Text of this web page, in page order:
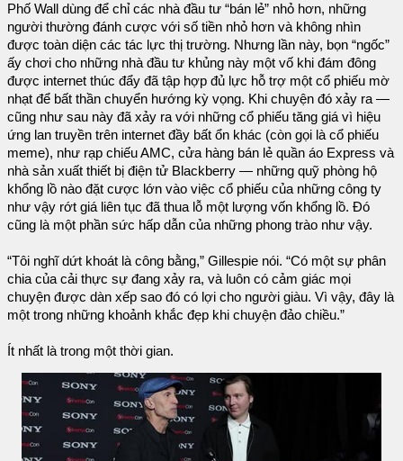
Phố Wall dùng để chỉ các nhà đầu tư “bán lẻ” nhỏ hơn, những
người thường đánh cược với số tiền nhỏ hơn và không nhìn
được toàn diện các tác lực thị trường. Nhưng lần này, bọn “ngốc”
ấy chơi cho những nhà đầu tư khủng này một vố khi đám đông
được internet thúc đẩy đã tập hợp đủ lực hỗ trợ một cổ phiếu mờ
nhạt để bất thần chuyển hướng kỳ vọng. Khi chuyện đó xảy ra —
cũng như sau này đã xảy ra với những cổ phiếu tăng giá vì hiệu
ứng lan truyền trên internet đầy bất ổn khác (còn gọi là cổ phiếu
meme), như rạp chiếu AMC, cửa hàng bán lẻ quần áo Express và
nhà sản xuất thiết bị điện tử Blackberry — những quỹ phòng hộ
khổng lồ nào đặt cược lớn vào việc cổ phiếu của những công ty
như vậy rớt giá liên tục đã thua lỗ một lượng vốn khổng lồ. Đó
cũng là một phần sức hấp dẫn của những phong trào như vậy.
“Tôi nghĩ dứt khoát là công bằng,” Gillespie nói. “Có một sự phân
chia của cải thực sự đang xảy ra, và luôn có cảm giác mọi
chuyện được dàn xếp sao đó có lợi cho người giàu. Vì vậy, đây là
một trong những khoảnh khắc đẹp khi chuyện đảo chiều.”
Ít nhất là trong một thời gian.